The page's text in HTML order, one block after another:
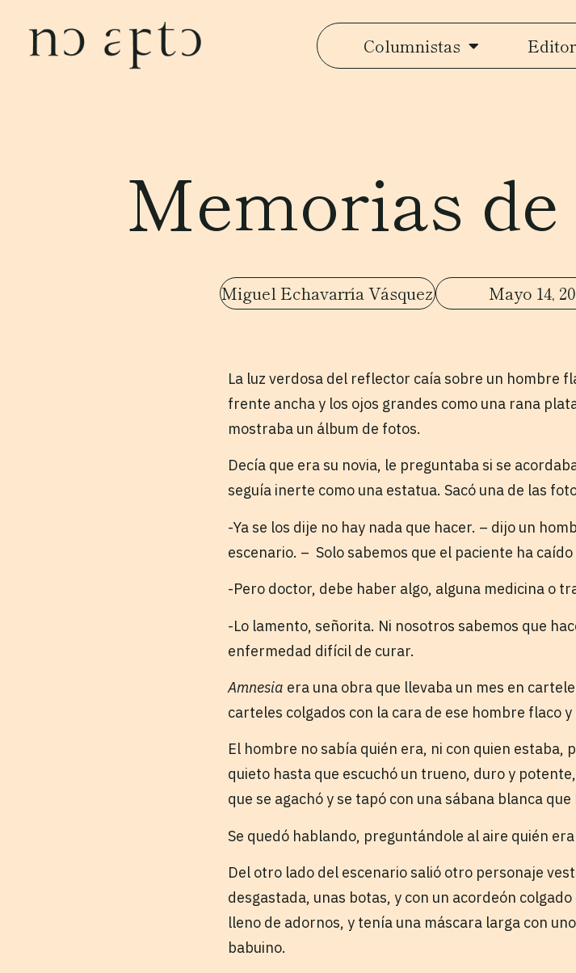
Columnistas
Memorias
Miguel Echavarría Vásquez Mayo 14,
La luz verdosa del reflector caía sobre un hombre
frente ancha y los ojos grandes como una rana
mostraba un álbum de fotos.
Decía que era su novia, le preguntaba si se
seguía inerte como una estatua. Sacó una de las
-Ya se los dije no hay nada que hacer. – dijo un
escenario. – Solo sabemos que el paciente ha
-Pero doctor, debe haber algo, alguna medicina o
-Lo lamento, señorita. Ni nosotros sabemos que
enfermedad difícil de curar.
Amnesia era una obra que llevaba un mes en
carteles colgados con la cara de ese hombre flaco
El hombre no sabía quién era, ni con quien estaba,
quieto hasta que escuchó un trueno, duro y
que se agachó y se tapó con una sábana blanca
Se quedó hablando, preguntándole al aire quién
Del otro lado del escenario salió otro personaje
desgastada, unas botas, y con un acordeón
lleno de adornos, y tenía una máscara larga con
babuino.